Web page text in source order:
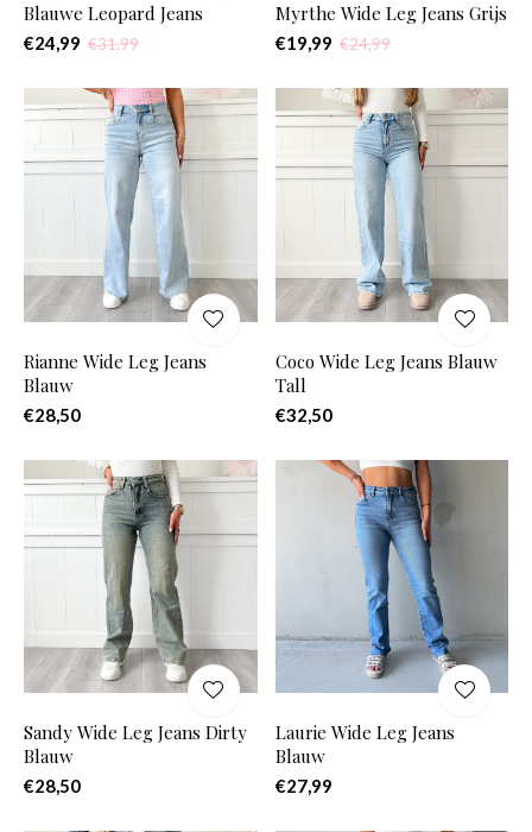
Blauwe Leopard Jeans
€24,99 €31,99
Myrthe Wide Leg Jeans Grijs
€19,99 €24,99
Rianne Wide Leg Jeans
Blauw
€28,50
Coco Wide Leg Jeans Blauw
Tall
€32,50
Sandy Wide Leg Jeans Dirty
Blauw
€28,50
Laurie Wide Leg Jeans
Blauw
€27,99